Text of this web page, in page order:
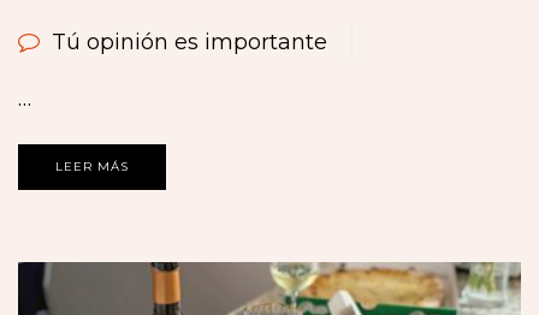
Tú opinión es importante
…
LEER MÁS